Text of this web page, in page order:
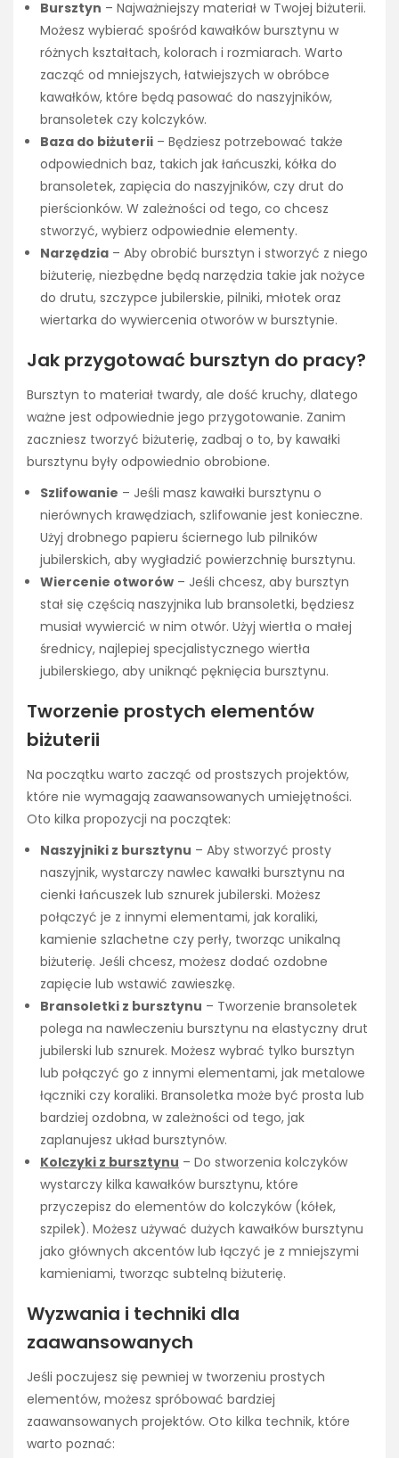
Bursztyn – Najważniejszy materiał w Twojej biżuterii.
Możesz wybierać spośród kawałków bursztynu w
różnych kształtach, kolorach i rozmiarach. Warto
zacząć od mniejszych, łatwiejszych w obróbce
kawałków, które będą pasować do naszyjników,
bransoletek czy kolczyków.
Baza do biżuterii – Będziesz potrzebować także
odpowiednich baz, takich jak łańcuszki, kółka do
bransoletek, zapięcia do naszyjników, czy drut do
pierścionków. W zależności od tego, co chcesz
stworzyć, wybierz odpowiednie elementy.
Narzędzia – Aby obrobić bursztyn i stworzyć z niego
biżuterię, niezbędne będą narzędzia takie jak nożyce
do drutu, szczypce jubilerskie, pilniki, młotek oraz
wiertarka do wywiercenia otworów w bursztynie.
Jak przygotować bursztyn do pracy?
Bursztyn to materiał twardy, ale dość kruchy, dlatego
ważne jest odpowiednie jego przygotowanie. Zanim
zaczniesz tworzyć biżuterię, zadbaj o to, by kawałki
bursztynu były odpowiednio obrobione.
Szlifowanie – Jeśli masz kawałki bursztynu o
nierównych krawędziach, szlifowanie jest konieczne.
Użyj drobnego papieru ściernego lub pilników
jubilerskich, aby wygładzić powierzchnię bursztynu.
Wiercenie otworów – Jeśli chcesz, aby bursztyn
stał się częścią naszyjnika lub bransoletki, będziesz
musiał wywiercić w nim otwór. Użyj wiertła o małej
średnicy, najlepiej specjalistycznego wiertła
jubilerskiego, aby uniknąć pęknięcia bursztynu.
Tworzenie prostych elementów
biżuterii
Na początku warto zacząć od prostszych projektów,
które nie wymagają zaawansowanych umiejętności.
Oto kilka propozycji na początek:
Naszyjniki z bursztynu – Aby stworzyć prosty
naszyjnik, wystarczy nawlec kawałki bursztynu na
cienki łańcuszek lub sznurek jubilerski. Możesz
połączyć je z innymi elementami, jak koraliki,
kamienie szlachetne czy perły, tworząc unikalną
biżuterię. Jeśli chcesz, możesz dodać ozdobne
zapięcie lub wstawić zawieszkę.
Bransoletki z bursztynu – Tworzenie bransoletek
polega na nawleczeniu bursztynu na elastyczny drut
jubilerski lub sznurek. Możesz wybrać tylko bursztyn
lub połączyć go z innymi elementami, jak metalowe
łączniki czy koraliki. Bransoletka może być prosta lub
bardziej ozdobna, w zależności od tego, jak
zaplanujesz układ bursztynów.
Kolczyki z bursztynu – Do stworzenia kolczyków
wystarczy kilka kawałków bursztynu, które
przyczepisz do elementów do kolczyków (kółek,
szpilek). Możesz używać dużych kawałków bursztynu
jako głównych akcentów lub łączyć je z mniejszymi
kamieniami, tworząc subtelną biżuterię.
Wyzwania i techniki dla
zaawansowanych
Jeśli poczujesz się pewniej w tworzeniu prostych
elementów, możesz spróbować bardziej
zaawansowanych projektów. Oto kilka technik, które
warto poznać: